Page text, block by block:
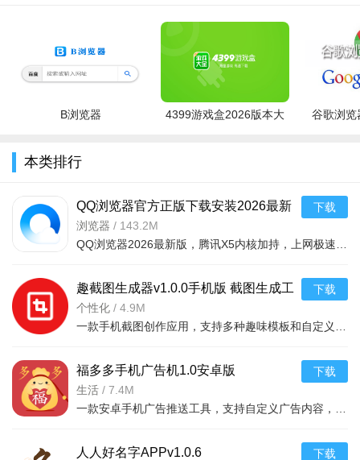
B浏览器
4399游戏盒2026版本大
谷歌浏览
本类排行
QQ浏览器官方正版下载安装2026最新
版本v20.3.7.7035 官方版
浏览器 / 143.2M
下载
趣截图生成器v1.0.0手机版 截图生成工
具
个性化 / 4.9M
下载
福多多手机广告机1.0安卓版
生活 / 7.4M
下载
人人好名字APPv1.0.6 下载